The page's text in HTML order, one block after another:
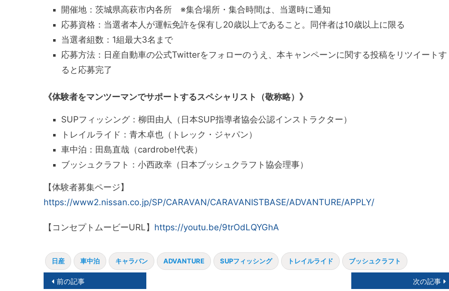
開催地：茨城県高萩市内各所 ※集合場所・集合時間は、当選時に通知
応募資格：当選者本人が運転免許を保有し20歳以上であること。同伴者は10歳以上に限る
当選者組数：1組最大3名まで
応募方法：日産自動車の公式Twitterをフォローのうえ、本キャンペーンに関する投稿をリツイートす
ると応募完了
《体験者をマンツーマンでサポートするスペシャリスト（敬称略）》
SUPフィッシング：柳田由人（日本SUP指導者協会公認インストラクター）
トレイルライド：青木卓也（トレック・ジャパン）
車中泊：田島直哉（cardrobe!代表）
ブッシュクラフト：小西政幸（日本ブッシュクラフト協会理事）
【体験者募集ページ】
https://www2.nissan.co.jp/SP/CARAVAN/CARAVANISTBASE/ADVANTURE/APPLY/
【コンセプトムービーURL】 https://youtu.be/9trOdLQYGhA
日産 車中泊 キャラバン ADVANTURE SUPフィッシング トレイルライド ブッシュクラフト
投前の記事 次の記事